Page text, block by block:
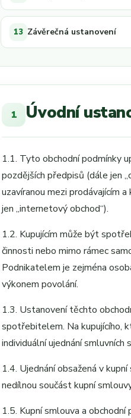
13 Závěrečná ustanovení
1 Úvodní
1.1. Tyto obchodní podmínky
pozdějších předpisů (dále jen
uzavíranou mezi prodávajícím
jen „internetový obchod“).
1.2. Kupujícím může být
činnosti nebo mimo rámec
Podnikatelem je zejména
výkonem povolání.
1.3. Ustanovení těchto
spotřebitelem. Na kupujícího,
individuální ujednání smluvních
1.4. Ujednání obsažená v
nedílnou součást kupní
1.5. Kupní smlouva a